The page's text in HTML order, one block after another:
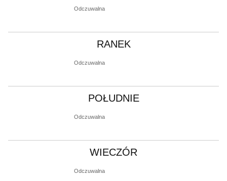
Odczuwalna
RANEK
Odczuwalna
POŁUDNIE
Odczuwalna
WIECZÓR
Odczuwalna